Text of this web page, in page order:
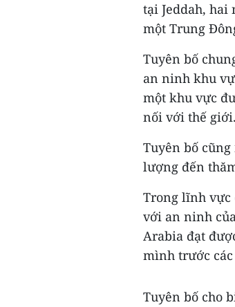
tại Jeddah,
một Trung
Tuyên bố
an ninh khu
một khu vực
nối với thế
Tuyên bố
lượng đến
Trong lĩnh vực
với an ninh
Arabia đạt
mình trước
Tuyên bố cho